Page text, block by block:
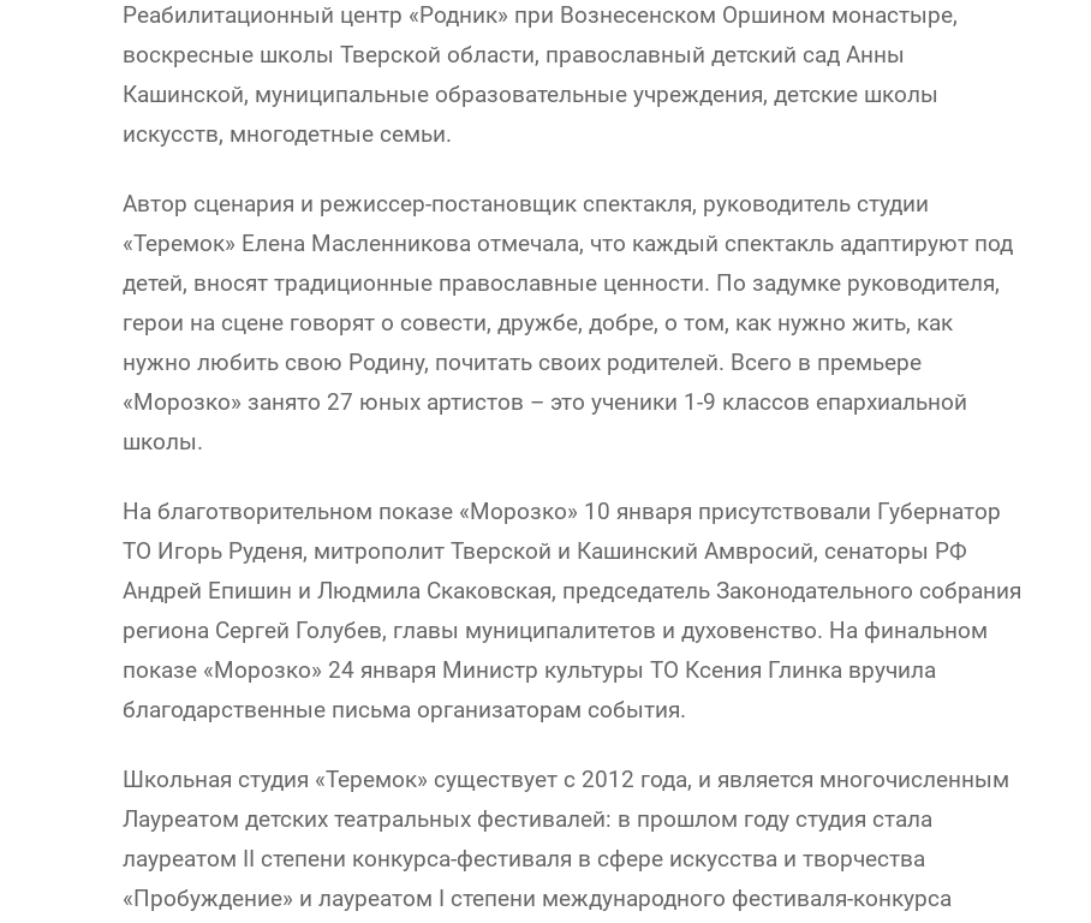
Реабилитационный центр «Родник» при Вознесенском Оршином монастыре,
воскресные школы Тверской области, православный детский сад Анны
Кашинской, муниципальные образовательные учреждения, детские школы
искусств, многодетные семьи.
Автор сценария и режиссер-постановщик спектакля, руководитель студии
«Теремок» Елена Масленникова отмечала, что каждый спектакль адаптируют под
детей, вносят традиционные православные ценности. По задумке руководителя,
герои на сцене говорят о совести, дружбе, добре, о том, как нужно жить, как
нужно любить свою Родину, почитать своих родителей. Всего в премьере
«Морозко» занято 27 юных артистов – это ученики 1-9 классов епархиальной
школы.
На благотворительном показе «Морозко» 10 января присутствовали Губернатор
ТО Игорь Руденя, митрополит Тверской и Кашинский Амвросий, сенаторы РФ
Андрей Епишин и Людмила Скаковская, председатель Законодательного собрания
региона Сергей Голубев, главы муниципалитетов и духовенство. На финальном
показе «Морозко» 24 января Министр культуры ТО Ксения Глинка вручила
благодарственные письма организаторам события.
Школьная студия «Теремок» существует с 2012 года, и является многочисленным
Лауреатом детских театральных фестивалей: в прошлом году студия стала
лауреатом II степени конкурса-фестиваля в сфере искусства и творчества
«Пробуждение» и лауреатом I степени международного фестиваля-конкурса